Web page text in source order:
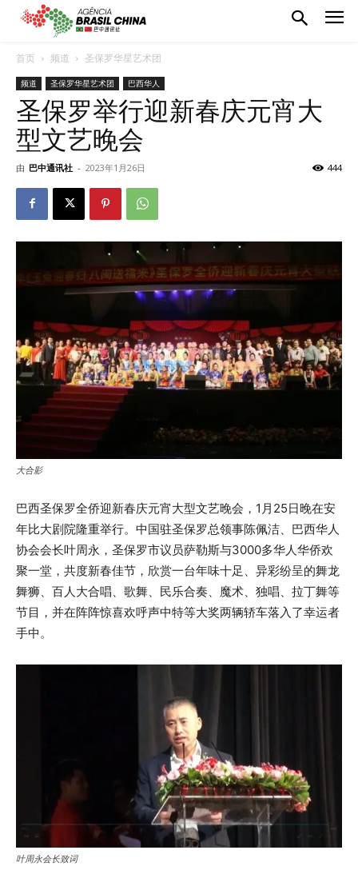
首页 频道 圣保罗华星艺术团
频道 圣保罗华星艺术团 巴西华人
圣保罗举行迎新春庆元宵大
型文艺晚会
由 巴中通讯社 - 2023年1月26日 444
大合影
巴西圣保罗全侨迎新春庆元宵大型文艺晚会，1月25日晚在安
年比大剧院隆重举行。中国驻圣保罗总领事陈佩洁、巴西华人
协会会长叶周永，圣保罗市议员萨勒斯与3000多华人华侨欢
聚一堂，共度新春佳节，欣赏一台年味十足、异彩纷呈的舞龙
舞狮、百人大合唱、歌舞、民乐合奏、魔术、独唱、拉丁舞等
节目，并在阵阵惊喜欢呼声中特等大奖两辆轿车落入了幸运者
手中。
叶周永会长致词